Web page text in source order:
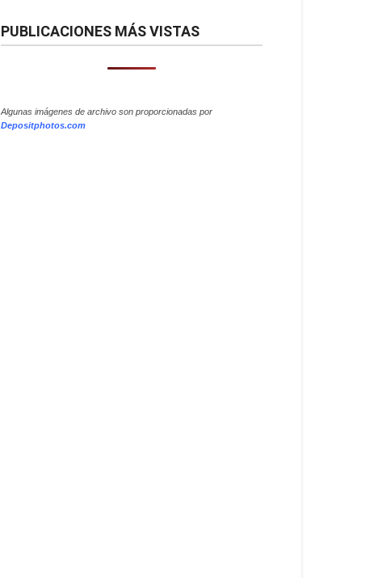
PUBLICACIONES MÁS VISTAS
Algunas imágenes de archivo son proporcionadas por
Depositphotos.com